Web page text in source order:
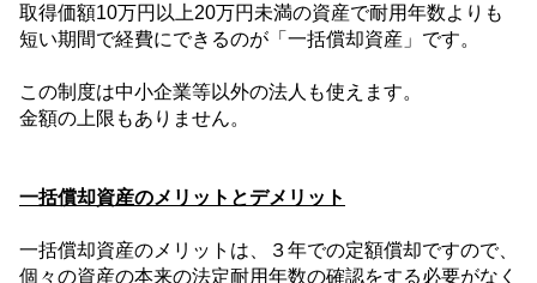
取得価額10万円以上20万円未満の資産で耐用年数よりも
短い期間で経費にできるのが「一括償却資産」です。
この制度は中小企業等以外の法人も使えます。
金額の上限もありません。
一括償却資産のメリットとデメリット
一括償却資産のメリットは、 ３年での定額償却ですので、
個々の資産の本来の法定耐用年数の確認をする必要がなく